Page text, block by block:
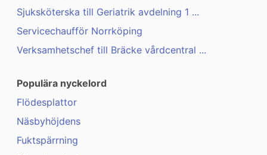
Sjuksköterska till Geriatrik avdelning 1 ...
Servicechaufför Norrköping
Verksamhetschef till Bräcke vårdcentral ...
Populära nyckelord
Flödesplattor
Näsbyhöjdens
Fuktspärrning